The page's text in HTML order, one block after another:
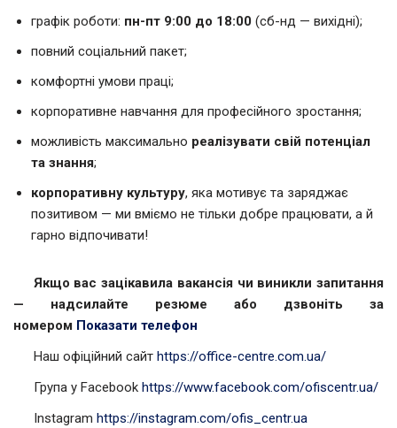
графік роботи: пн-пт 9:00 до 18:00 (сб-нд — вихідні);
повний соціальний пакет;
комфортні умови праці;
корпоративне навчання для професійного зростання;
можливість максимально реалізувати свій потенціал
та знання;
корпоративну культуру, яка мотивує та заряджає
позитивом — ми вміємо не тільки добре працювати, а й
гарно відпочивати!
Якщо вас зацікавила вакансія чи виникли запитання
— надсилайте резюме або дзвоніть за
номером Показати телефон
Наш офіційний сайт https://office-centre.com.ua/
Група у Facebook https://www.facebook.com/ofiscentr.ua/
Instagram https://instagram.com/ofis_centr.ua